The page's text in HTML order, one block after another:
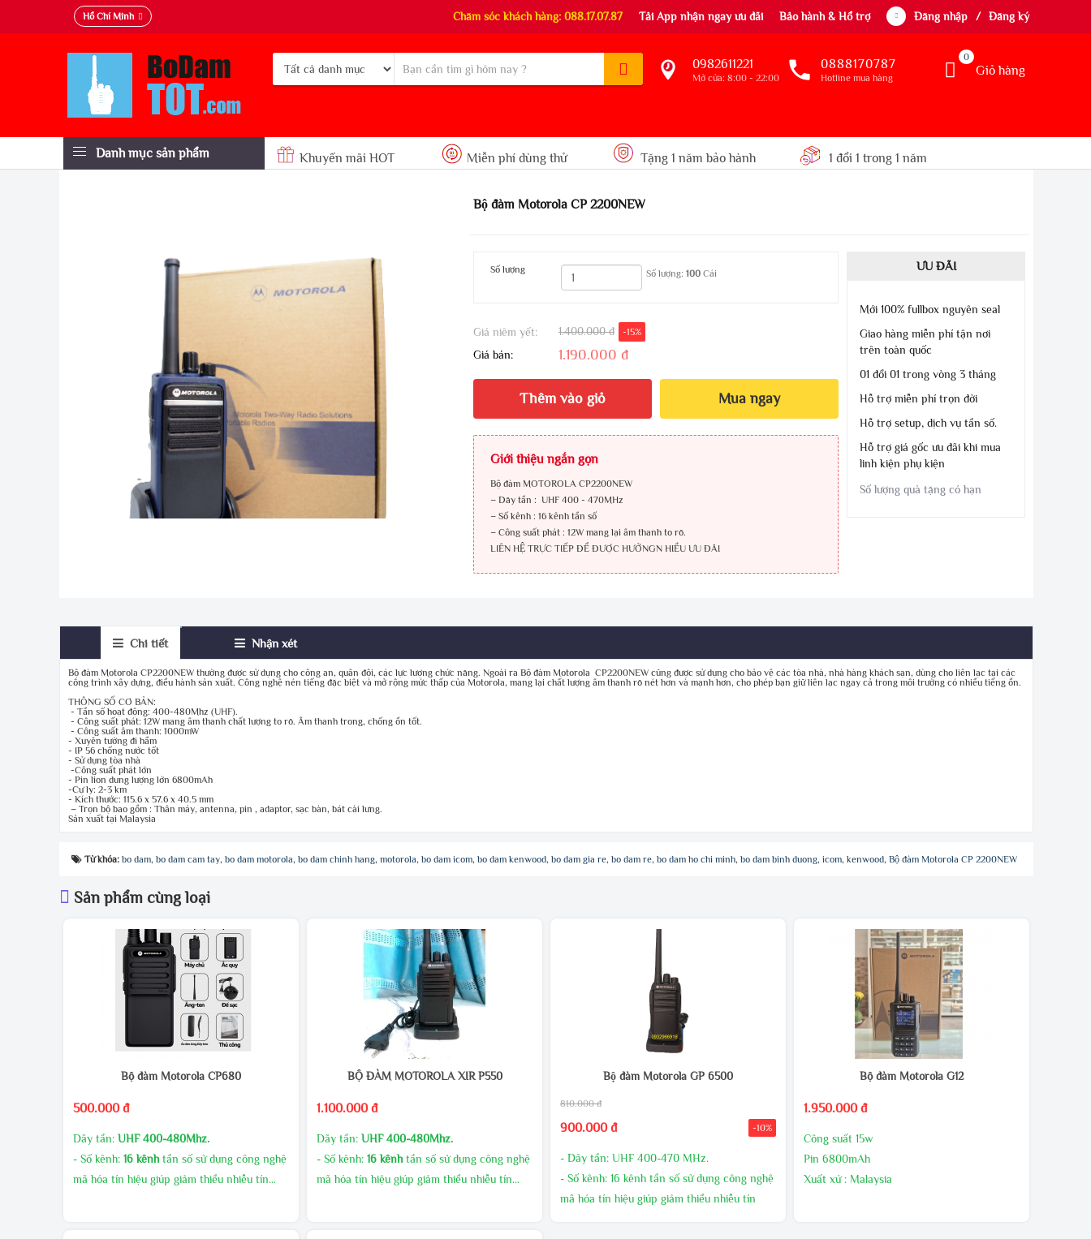
Hồ Chí Minh Chăm sóc khách hàng: 088.17.07.87 Tải App nhận ngay ưu đãi Bảo hành & Hổ trợ Đăng nhập / Đăng ký
0982611221
Mở cửa: 8:00 - 22:00
0888170787
Hotline mua hàng Giỏ hàng
0
Danh mục sản phẩm Khuyến mãi HOT Miễn phí dùng thử Tặng 1 năm bảo hành 1 đổi 1 trong 1 năm
Bộ đàm Motorola CP 2200NEW
Số lượng Số lượng:100 Cái
Giá niêm yết:
Giá bán:
1.400.000 đ -15%
1.190.000 đ
Thêm vào giỏ Mua ngay
Giới thiệu ngắn gọn
Bộ đàm MOTOROLA CP2200NEW
– Dãy tần : UHF 400 - 470MHz
– Số kênh : 16 kênh tần số
– Công suất phát : 12W mang lại âm thanh to rõ.
LIÊN HỆ TRỰC TIẾP ĐỂ ĐƯỢC HƯỞNGN HIỀU ƯU ĐÃI
ƯU ĐÃI
Mới 100% fullbox nguyên seal
Giao hàng miễn phí tận nơi
trên toàn quốc
01 đổi 01 trong vòng 3 tháng
Hỗ trợ miễn phí trọn đời
Hỗ trợ setup, dịch vụ tần số.
Hỗ trợ giá gốc ưu đãi khi mua
linh kiện phụ kiện
Số lượng quà tặng có hạn
Chi tiết Nhận xét
Bộ đàm Motorola CP2200NEW thường được sử dụng cho công an, quân đội, các lực lượng chức năng. Ngoài ra Bộ đàm Motorola CP2200NEW cũng được sử dụng cho bảo vệ các tòa nhà, nhà hàng khách sạn, dùng cho liên lạc tại các
công trình xây dựng, điều hành sản xuất. Công nghệ nén tiếng đặc biệt và mở rộng mức thấp của Motorola, mang lại chất lượng âm thanh rõ nét hơn và mạnh hơn, cho phép bạn giữ liên lạc ngay cả trong môi trường có nhiều tiếng ồn.
THÔNG SỐ CƠ BẢN:
- Tần số hoạt động: 400-480Mhz (UHF).
- Công suất phát: 12W mang âm thanh chất lượng to rõ. Âm thanh trong, chống ồn tốt.
- Công suất âm thanh: 1000mW
- Xuyên tường đi hầm
- IP 56 chống nước tốt
- Sử dụng tòa nhà
-Công suất phát lớn
- Pin lion dung lượng lớn 6800mAh
-Cự ly: 2-3 km
- Kích thước: 115.6 x 57.6 x 40.5 mm
– Trọn bộ bao gồm : Thân máy, antenna, pin , adaptor, sạc bàn, bát cài lưng.
Sản xuất tại Malaysia
Từ khóa: bo dam, bo dam cam tay, bo dam motorola, bo dam chinh hang, motorola, bo dam icom, bo dam kenwood, bo dam gia re, bo dam re, bo dam ho chi minh, bo dam binh duong, icom, kenwood, Bộ đàm Motorola CP 2200NEW
Sản phẩm cùng loại
Bộ đàm Motorola CP680
500.000 đ
Dãy tần: UHF 400-480Mhz.
- Số kênh: 16 kênh tần số sử dụng công nghệ
mã hóa tín hiệu giúp giảm thiểu nhiễu tín
BỘ ĐÀM MOTOROLA XIR P550
1.100.000 đ
Dãy tần: UHF 400-480Mhz.
- Số kênh: 16 kênh tần số sử dụng công nghệ
mã hóa tín hiệu giúp giảm thiểu nhiễu tín
Bộ đàm Motorola GP 6500
810.000 đ
900.000 đ -10%
- Dãy tần: UHF 400-470 MHz.
- Số kênh: 16 kênh tần số sử dụng công nghệ
mã hóa tín hiệu giúp giảm thiểu nhiễu tín
Bộ đàm Motorola G12
1.950.000 đ
Công suất 15w
Pin 6800mAh
Xuất xứ : Malaysia